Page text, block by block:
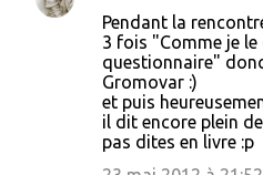
Pendant la
3 fois "Comme je
questionnaire"
Gromovar :)
et puis
il dit encore plein
pas dites en livre :p